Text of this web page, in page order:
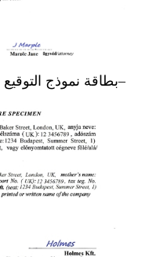
بطاقة نموذج